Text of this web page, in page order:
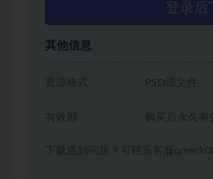
登录后
其他信息
资源格式 PSD源文件
有效期 购买后永久有
下载遇到问题？可联系客服